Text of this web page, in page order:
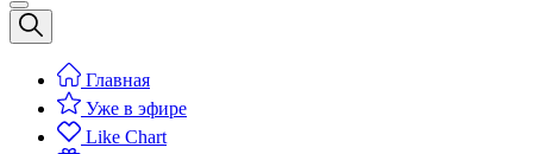
Главная
Уже в эфире
Like Chart